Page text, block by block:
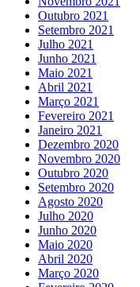
Outubro 2021
Setembro 2021
Julho 2021
Junho 2021
Maio 2021
Abril 2021
Março 2021
Fevereiro 2021
Janeiro 2021
Dezembro 2020
Novembro 2020
Outubro 2020
Setembro 2020
Agosto 2020
Julho 2020
Junho 2020
Maio 2020
Abril 2020
Março 2020